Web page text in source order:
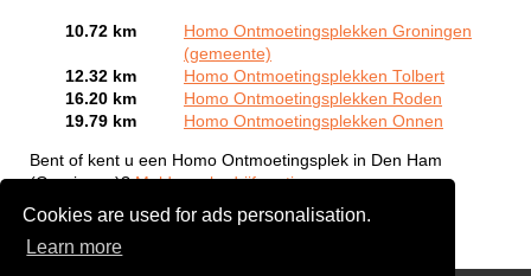
Cookies are used for ads personalisation.
Learn more
10.72 km
Homo Ontmoetingsplekken Groningen
(gemeente)
12.32 km
Homo Ontmoetingsplekken Tolbert
16.20 km
Homo Ontmoetingsplekken Roden
19.79 km
Homo Ontmoetingsplekken Onnen
Bent of kent u een Homo Ontmoetingsplek in Den Ham
(Groningen)?Meld een bedrijf gratis aan